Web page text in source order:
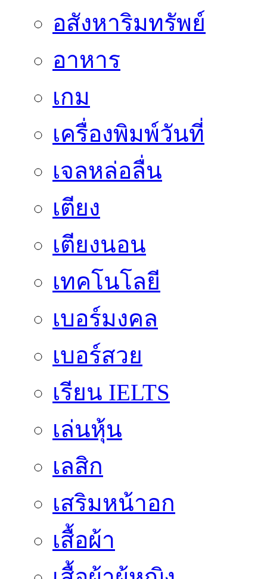
อสังหาริมทรัพย์
อาหาร
เกม
เครื่องพิมพ์วันที่
เจลหล่อลื่น
เตียง
เตียงนอน
เทคโนโลยี
เบอร์มงคล
เบอร์สวย
เรียน IELTS
เล่นหุ้น
เลสิก
เสริมหน้าอก
เสื้อผ้า